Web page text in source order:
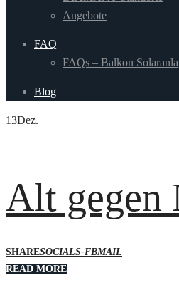
Angebote
FAQ
FAQs – Balkon
Blog
13Dez.
Alt gegen
SHARESOCIALS-FBMAIL
READ MORE